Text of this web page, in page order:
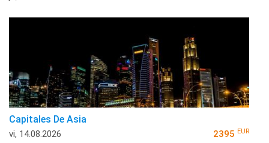
Capitales De Asia
vi, 14.08.2026 2395 EUR